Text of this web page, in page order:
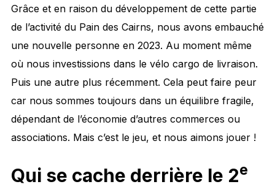
Grâce et en raison du développement de cette partie
de l’activité du Pain des Cairns, nous avons embauché
une nouvelle personne en 2023. Au moment même
où nous investissions dans le vélo cargo de livraison.
Puis une autre plus récemment. Cela peut faire peur
car nous sommes toujours dans un équilibre fragile,
dépendant de l’économie d’autres commerces ou
associations. Mais c’est le jeu, et nous aimons jouer !
Qui se cache derrière le 2e